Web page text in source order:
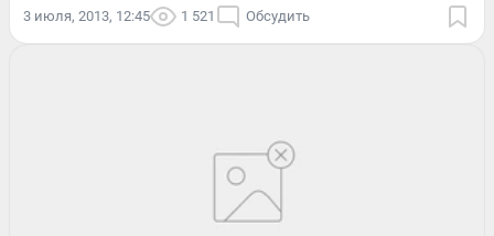
3 июля, 2013, 12:45 1 521 Обсудить